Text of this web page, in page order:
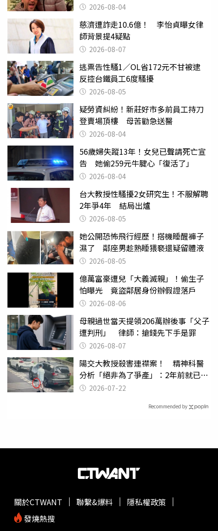
2026-08-04
慈濟遭詐走10.6億！ 李怡貞曝女律
師背景提4疑點
2026-08-07
逃票告性騷1／OL省172元不甘被逮
反控台鐵員工6度騷擾
2026-08-05
疑勞資糾紛！新莊好市多前員工持刀
登賣場頂樓 母苦勸急送醫
2026-08-04
56歲婦失蹤13年！女兒已聲請死亡宣
告 她偷259元牛腱心「復活了」
2026-08-04
台大教授性騷擾2女研究生！不服解聘
2年爭4年 結局出爐
2026-08-05
她公開恐怖飛行經歷！搭機睡醒褲子
濕了 鄰座男趁熟睡猥褻還疑留體液
2026-08-05
億萬富豪遭兒「大義滅親」！偷生子
怕曝光 竟盜鄰居身份辦假證落戶
2026-08-06
母親過世當天提領206萬辦後事「父子
遭判刑」 律師：搶錢先下手是罪
2026-08-07
陽交大教授殺害連襟案！ 精神科醫
分析「絕非為了爭產」：2年前就已言
行詭異
2026-07-22
Recommended by
關於CTWANT 聯繫&爆料
隱私權政策
發燒熱搜